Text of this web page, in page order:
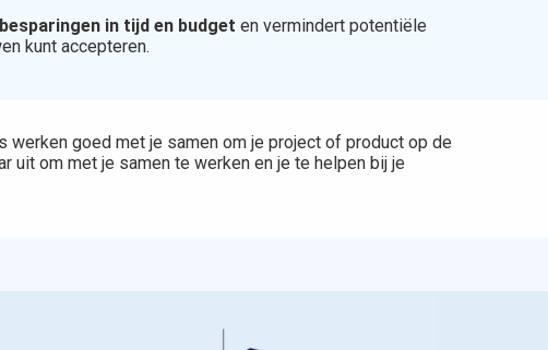
besparingen in tijd en budget en vermindert potentiële
kunt accepteren.
werken goed met je samen om je project of product op de
uit om met je samen te werken en je te helpen bij je